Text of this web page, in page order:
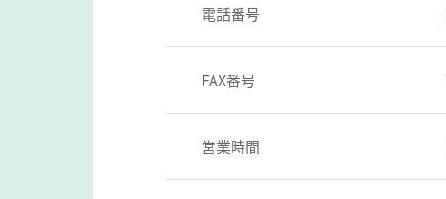
電話番号
FAX番号
営業時間